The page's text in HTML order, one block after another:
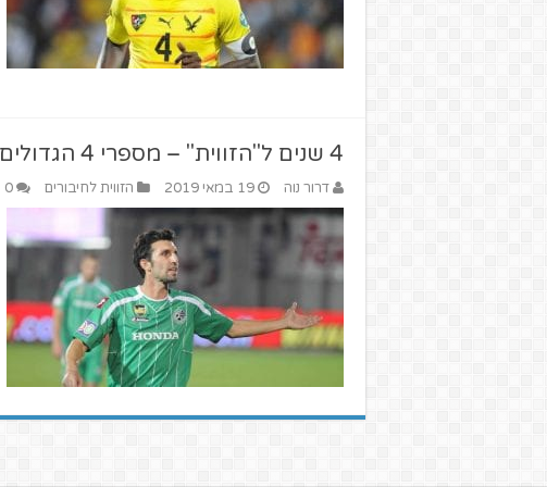
4 שנים ל"הזווית" – מספרי 4 הגדולים בישראל
דרור נוה 19 במאי 2019 הזווית לחיבורים 0